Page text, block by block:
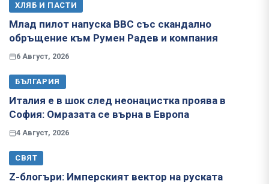
ХЛЯБ И ПАСТИ
Млад пилот напуска ВВС със скандално
обръщение към Румен Радев и компания
6 Август, 2026
БЪЛГАРИЯ
Италия е в шок след неонацистка проява в
София: Омразата се върна в Европа
4 Август, 2026
СВЯТ
Z-блогъри: Имперският вектор на руската